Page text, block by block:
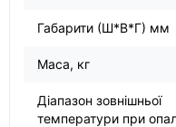
Габарити (Ш*В*Г) мм
Маса, кг
Діапазон зовнішньої
температури при